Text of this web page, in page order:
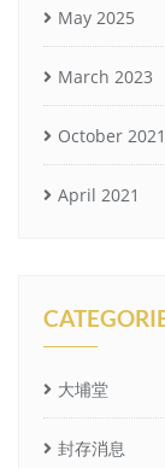
May 2025
March 2023
October 2021
April 2021
大埔堂
封存消息